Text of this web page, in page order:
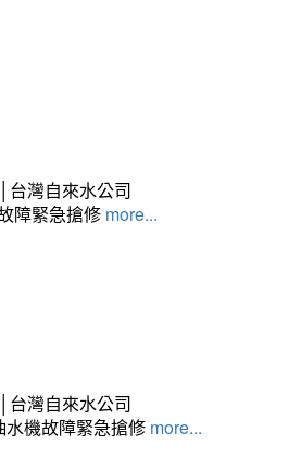
台灣自來水公司
障緊急搶修 more...
台灣自來水公司
機故障緊急搶修 more...